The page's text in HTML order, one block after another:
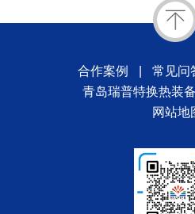
合作案例 常见问
青岛瑞普特换热装
网站地